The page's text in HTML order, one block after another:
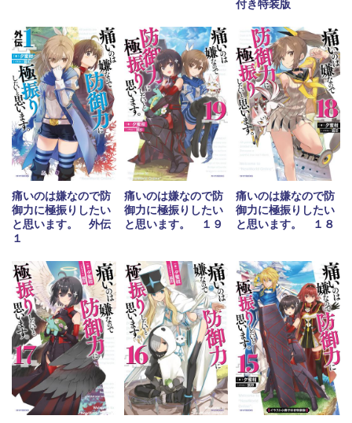
付き特装版
痛いのは嫌なので防
御力に極振りしたい
と思います。 外伝
１
痛いのは嫌なので防
御力に極振りしたい
と思います。 １９
痛いのは嫌なので防
御力に極振りしたい
と思います。 １８